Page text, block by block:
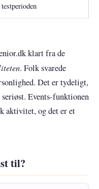
klart fra de
. Folk svarede
Det er tydeligt,
seriøst. Events-funktionen
aktivitet, og det er et
til?